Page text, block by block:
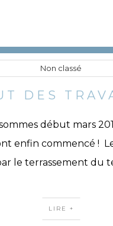
Non classé
DES
début mars
enfin commencé !
le terrassement du
LIRE +